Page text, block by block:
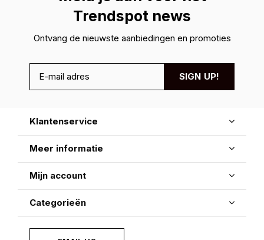
Trendspot news
Ontvang de nieuwste aanbiedingen en promoties
SIGN UP!
Klantenservice
Meer informatie
Mijn account
Categorieën